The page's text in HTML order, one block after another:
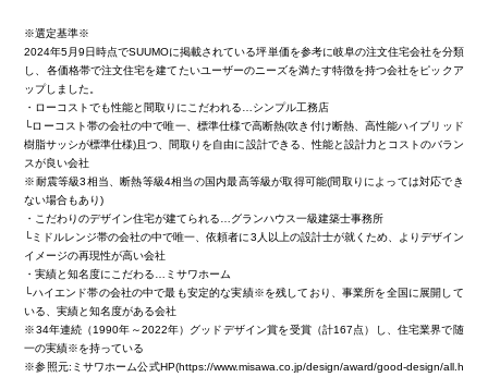
※選定基準※
2024年5月9日時点でSUUMOに掲載されている坪単価を参考に岐阜の注文住宅会社を分類
し、各価格帯で注文住宅を建てたいユーザーのニーズを満たす特徴を持つ会社をピックア
ップしました。
・ローコストでも性能と間取りにこだわれる…シンプル工務店
└ローコスト帯の会社の中で唯一、標準仕様で高断熱(吹き付け断熱、高性能ハイブリッド
樹脂サッシが標準仕様)且つ、間取りを自由に設計できる、性能と設計力とコストのバラン
スが良い会社
※耐震等級3相当、断熱等級4相当の国内最高等級が取得可能(間取りによっては対応でき
ない場合もあり)
・こだわりのデザイン住宅が建てられる…グランハウス一級建築士事務所
└ミドルレンジ帯の会社の中で唯一、依頼者に3人以上の設計士が就くため、よりデザイン
イメージの再現性が高い会社
・実績と知名度にこだわる…ミサワホーム
└ハイエンド帯の会社の中で最も安定的な実績※を残しており、事業所を全国に展開して
いる、実績と知名度がある会社
※34年連続（1990年～2022年）グッドデザイン賞を受賞（計167点）し、住宅業界で随
一の実績※を持っている
※参照元:ミサワホーム公式HP(https://www.misawa.co.jp/design/award/good-design/all.h